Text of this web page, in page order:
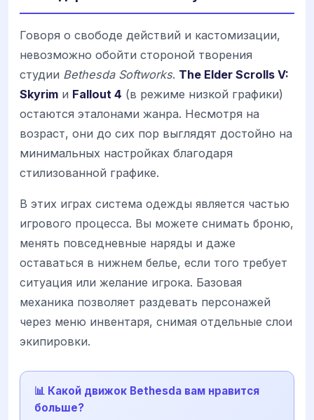
Говоря о свободе действий и кастомизации,
невозможно обойти стороной творения
студии Bethesda Softworks. The Elder Scrolls V:
Skyrim и Fallout 4 (в режиме низкой графики)
остаются эталонами жанра. Несмотря на
возраст, они до сих пор выглядят достойно на
минимальных настройках благодаря
стилизованной графике.
В этих играх система одежды является частью
игрового процесса. Вы можете снимать броню,
менять повседневные наряды и даже
оставаться в нижнем белье, если того требует
ситуация или желание игрока. Базовая
механика позволяет раздевать персонажей
через меню инвентаря, снимая отдельные слои
экипировки.
📊 Какой движок Bethesda вам нравится
больше?